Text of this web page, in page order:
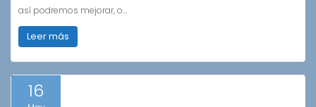
así podremos mejorar, o…
Leer más
16